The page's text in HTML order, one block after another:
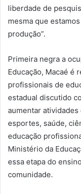
liberdade de
mesma que
produção”.
Primeira negra a
Educação, Macaé é
profissionais de
estadual discutido
aumentar
esportes, saúde,
educação
Ministério da
essa etapa do
comunidade.